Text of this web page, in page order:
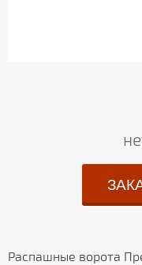
Распашные ворота